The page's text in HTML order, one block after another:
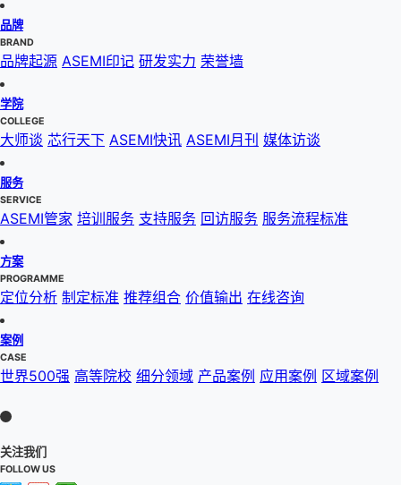
品牌
BRAND
品牌起源 ASEMI印记 研发实力 荣誉墙
学院
COLLEGE
大师谈 芯行天下 ASEMI快讯 ASEMI月刊 媒体访谈
服务
SERVICE
ASEMI管家 培训服务 支持服务 回访服务 服务流程标准
方案
PROGRAMME
定位分析 制定标准 推荐组合 价值输出 在线咨询
案例
CASE
世界500强 高等院校 细分领域 产品案例 应用案例 区域案例
关注我们
FOLLOW US